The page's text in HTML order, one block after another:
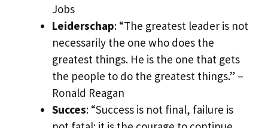
Jobs
Leiderschap: “The greatest leader is not
necessarily the one who does the
greatest things. He is the one that gets
the people to do the greatest things.” –
Ronald Reagan
Succes: “Success is not final, failure is